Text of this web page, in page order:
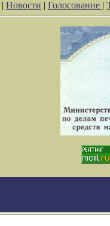
| Новости | Голосование |